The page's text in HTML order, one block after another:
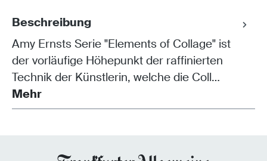
Beschreibung
Amy Ernsts Serie "Elements of Collage" ist
der vorläufige Höhepunkt der raffinierten
Technik der Künstlerin, welche die Coll…
Mehr